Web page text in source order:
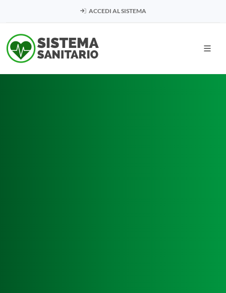
ACCEDI AL SISTEMA